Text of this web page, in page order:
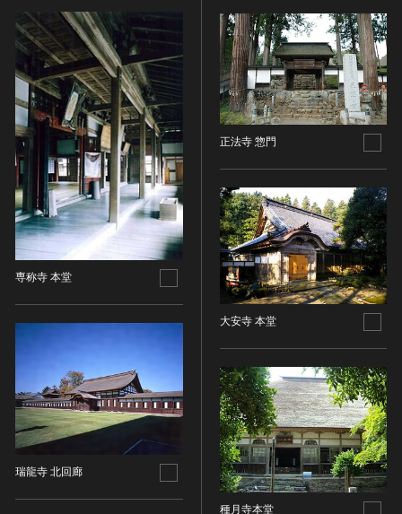
専称寺 本堂
瑞龍寺 北回廊
正法寺 惣門
大安寺 本堂
種月寺本堂
原三国・朝鮮三国 [朝鮮半島]
新羅 [朝鮮半島]
高麗 [朝鮮半島]
朝鮮 [朝鮮半島]
近現代 [朝鮮半島]
旧石器 [中国]
新石器 [中国]
夏 [中国]
殷（商） [中国]
周 [中国]
三国 [中国]
晋 [中国]
五胡十六国 [中国]
南北朝（六朝） [中国]
隋 [中国]
木像
金属像
石像
石膏像
その他
工芸品
金工
漆工
染織
陶磁
ガラス
書
その他
考古資料
石器・石製品類
記録作成等の措置を講ずべき無形の民俗文化財
史跡
名勝
天然記念物
特別史跡
特別名勝
特別天然記念物
重要文化的景観
重要伝統的建造物群保存地区
選定保存技術
未指定
有形文化財(建造物)
民俗文化財(有形民俗文化財)
民俗文化財(無形民俗文化財)
記念物(史跡)
記念物(名勝)
記念物(天然記念物)
CC BY-SA（表示—継承）
CC BY-ND（表示—改変禁止）
CC BY-NC（表示—非営利）
CC BY-NC-SA（表示—非営利—継承）
CC BY-NC-ND（表示—非営利—改変禁止）
IN COPYRIGHT（著作権あり）
IN COPYRIGHT - EU ORPHAN WORK（著作権あり-
EU孤児著作物）
IN COPYRIGHT - EDUCATIONAL USE
PERMITTED（著作権あり-教育目的の利用可）
IN COPYRIGHT - NONCOMMERCIAL USE
PERMITTED（著作権あり-非営利目的の利用可）
IN COPYRIGHT - RIGHTSHOLDER(S) UNLOCATABLE
OR UNIDENTIFIABLE（著作権あり-著作権者不明）
NO COPYRIGHT - CONTRACTUAL
RESTRICTIONS（著作権なし-契約による制限あり）
NO COPYRIGHT - NONCOMMERCIAL USE ONLY（著
作権なし-非営利目的のみ利用可）
NO COPYRIGHT - OTHER KNOWN LEGAL
RESTRICTIONS（著作権なし-他の法的制限あり）
NO COPYRIGHT - UNITED STATES（著作権なし-米国
20件で表示
連想検索
連想検索する
20件で表示
入力情報をクリア